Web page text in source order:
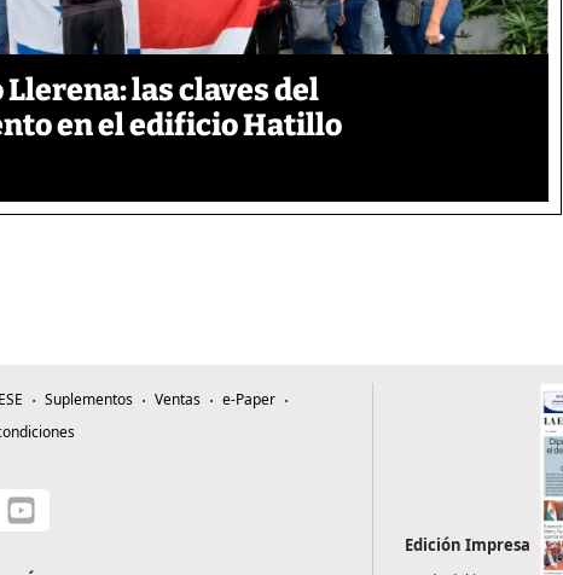
las claves del
en el edificio Hatillo
Suplementos Ventas
e-Paper
Edición Impresa